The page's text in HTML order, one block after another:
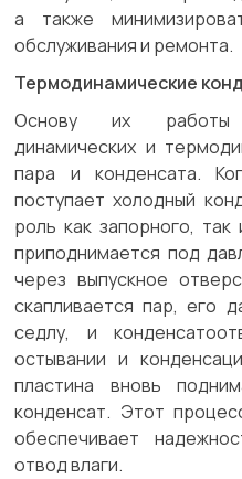
а также
обслуживания и ремонта.
Термодинамические
Основу их работы
динамических и
пара и конденсата.
поступает холодный
роль как запорного,
приподнимается под
через выпускное
скапливается пар, его
седлу, и
остывании и
пластина вновь
конденсат. Этот
обеспечивает
отвод влаги.